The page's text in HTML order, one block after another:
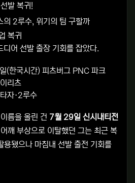
발 복귀!
2루수, 위기의 팀 구할까
복귀
어 선발 출장 기회를 잡았다.
(한국시간) 피츠버그 PNC 파크
리츠
자·2루수
름을 올린 건 7월 29일 신시내티전
깨 부상으로 이탈했던 그는 최근 복
용됐으나 마침내 선발 출전 기회를